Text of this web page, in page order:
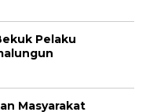
Pelaku
Masyarakat